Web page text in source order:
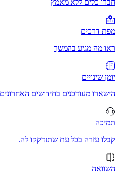
חברו כלים ללא מאמץ
מפת דרכים
ראו מה מגיע בהמשך
יומן שינויים
הישארו מעודכנים בחידושים האחרונים
תמיכה
קבלו עזרה בכל עת שתזדקקו לה.
השוואה